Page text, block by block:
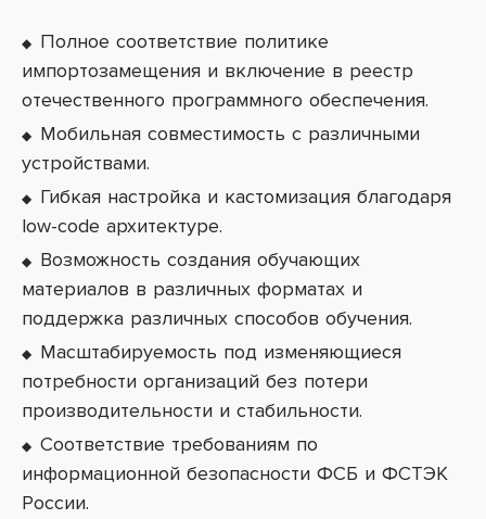
Полное соответствие политике
импортозамещения и включение в реестр
отечественного программного обеспечения.
Мобильная совместимость с различными
устройствами.
Гибкая настройка и кастомизация благодаря
low-code архитектуре.
Возможность создания обучающих
материалов в различных форматах и
поддержка различных способов обучения.
Масштабируемость под изменяющиеся
потребности организаций без потери
производительности и стабильности.
Соответствие требованиям по
информационной безопасности ФСБ и ФСТЭК
России.